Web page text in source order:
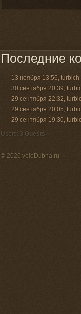
Последние
13 ноября 13:56, turbich
30 сентября 20:39,
29 сентября 22:32,
29 сентября 20:05,
29 сентября 19:30,
Users: 3 Guests
© 2026 veloDubna.ru